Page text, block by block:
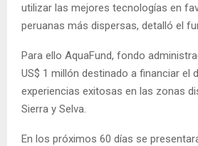
utilizar las mejores tecnologías en
peruanas más dispersas, detalló el
Para ello AquaFund, fondo
US$ 1 millón destinado a financiar el
experiencias exitosas en las zonas
Sierra y Selva.
En los próximos 60 días se